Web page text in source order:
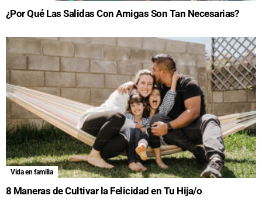
¿Por Qué Las Salidas Con Amigas Son Tan Necesarias?
Vida en familia
8 Maneras de Cultivar la Felicidad en Tu Hija/o